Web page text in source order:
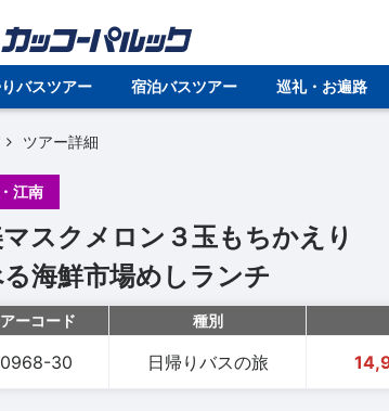
バスツアー 宿泊バスツアー 巡礼・お遍路
ツアー詳細
江南
スクメロン３玉もちかえり
海鮮市場めしランチ
ーコード 種別
30 日帰りバスの旅